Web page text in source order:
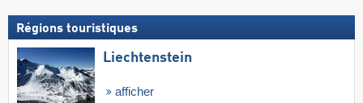
Régions touristiques
Liechtenstein
afficher